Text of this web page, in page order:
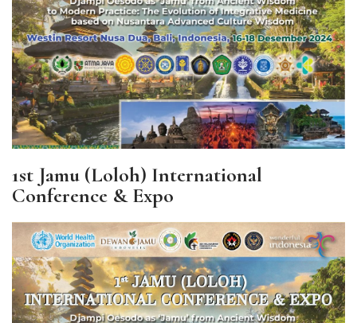
1st Jamu (Loloh) International
Conference & Expo